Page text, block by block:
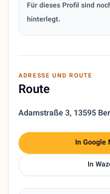
Für dieses Profil sind
hinterlegt.
ADRESSE UND ROUTE
Route
Adamstraße 3, 13595
In Google
In